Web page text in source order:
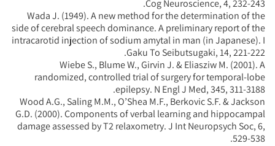
Cog Neuroscience, 4, 232-243.
Wada J. (1949). A new method for the determination of the
side of cerebral speech dominance. A preliminary report of the
intracarotid injection of sodium amytal in man (in Japanese). I
Gaku To Seibutsugaki, 14, 221-222.
Wiebe S., Blume W., Girvin J. & Eliasziw M. (2001). A
randomized, controlled trial of surgery for temporal-lobe
epilepsy. N Engl J Med, 345, 311-3188.
Wood A.G., Saling M.M., O’Shea M.F., Berkovic S.F. & Jackson
G.D. (2000). Components of verbal learning and hippocampal
damage assessed by T2 relaxometry. J Int Neuropsych Soc, 6,
529-538.